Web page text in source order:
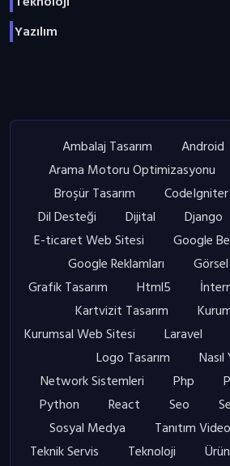
Yazılım
Ambalaj Tasarım Android
Arama Motoru Optimizasyonu
Broşür Tasarım
CodeIgniter
Dil Desteği
Dijital Django
E-ticaret Web Sitesi
Google
Google Reklamları
Grafik Tasarım
Html5
Kartvizit Tasarım
Kurumsal Web Sitesi
Laravel
Logo Tasarım
Nasıl
Network Sistemleri
Php
Python
React Seo
Sosyal Medya
Tanıtım
Teknik Servis
Teknoloji